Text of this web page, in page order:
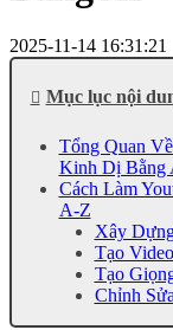
2025-11-14 16:31:21
Mục lục nội
Tổng Quan
Kinh Dị Bằng
Cách Làm
A-Z
Xây
Tạo
Tạo
Chỉnh